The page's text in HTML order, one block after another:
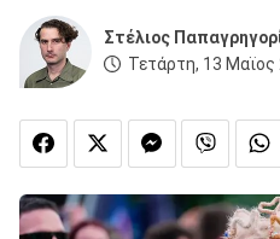
Στέλιος
Τετάρτη, 13 Μαϊος